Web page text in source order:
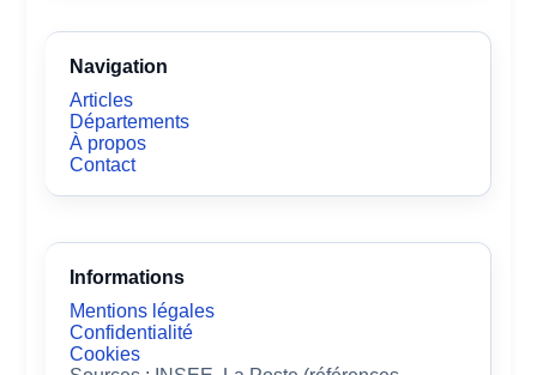
Navigation
Articles
Départements
À propos
Contact
Informations
Mentions légales
Confidentialité
Cookies